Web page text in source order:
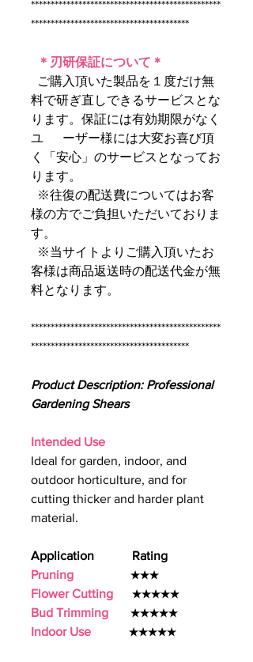
************************************************
****************************************
＊刃研保証について＊
ご購入頂いた製品を１度だけ無
料で研ぎ直しできるサービスとな
ります。保証には有効期限がなく
ユ ーザー様には大変お喜び頂
く「安心」のサービスとなってお
ります。
※往復の配送費についてはお客
様の方でご負担いただいておりま
す。
※当サイトよりご購入頂いたお
客様は商品返送時の配送代金が無
料となります。
************************************************
****************************************
Product Description: Professional
Gardening Shears
Intended Use
Ideal for garden, indoor, and
outdoor horticulture, and for
cutting thicker and harder plant
material.
Application Rating
Pruning
★★★
Flower Cutting ★★★★★
Bud Trimming ★★★★★
Indoor Use ★★★★★